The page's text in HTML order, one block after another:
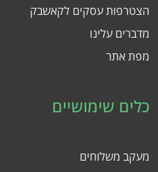
הצטרפות עסקים לקאשבק
מדברים עלינו
מפת אתר
כלים שימושיים
מעקב משלוחים